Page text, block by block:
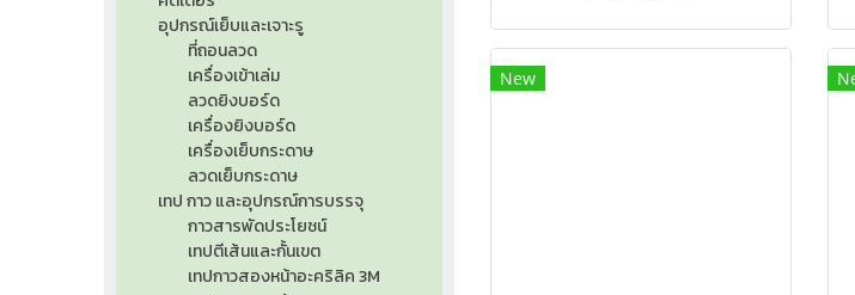
New
อุปกรณ์เย็บและเจาะรู
ที่ถอนลวด
เครื่องเข้าเล่ม
ลวดยิงบอร์ด
เครื่องยิงบอร์ด
เครื่องเย็บกระดาษ
ลวดเย็บกระดาษ
เทป กาว และอุปกรณ์การบรรจุ
กาวสารพัดประโยชน์
เทปตีเส้นและกั้นเขต
เทปกาวสองหน้าอะคริลิค 3M